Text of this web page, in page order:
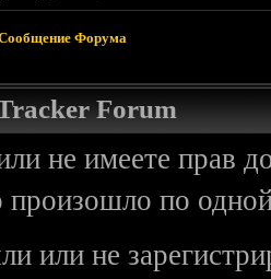
Форума
Forum
не имеете прав
произошло по
или не